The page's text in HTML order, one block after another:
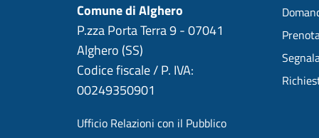
Comune di Alghero
P.zza Porta Terra 9 - 07041
Alghero (SS)
Codice fiscale / P. IVA:
00249350901
Ufficio Relazioni con il Pubblico